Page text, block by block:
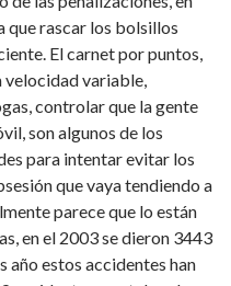
que rascar los bolsillos
El carnet por puntos,
velocidad variable,
controlar que la gente
son algunos de los
para intentar evitar los
que vaya tendiendo a
parece que lo están
en el 2003 se dieron 3443
año estos accidentes han